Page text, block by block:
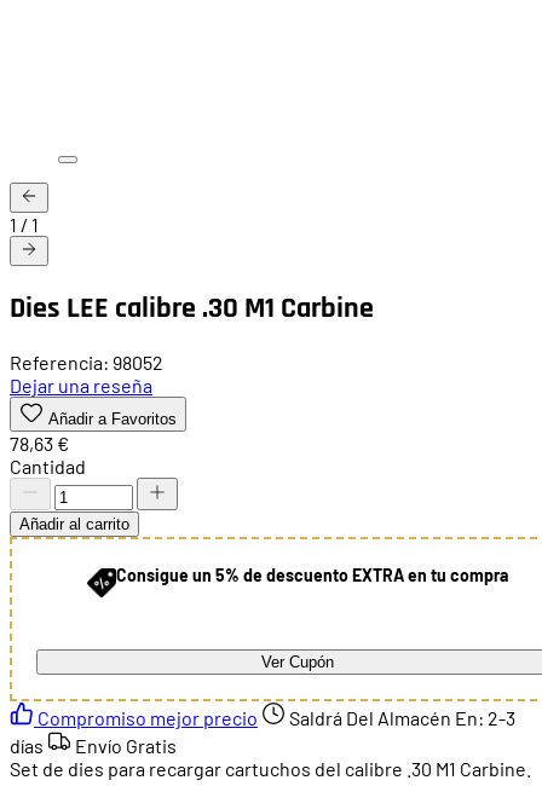
1 / 1
Dies LEE calibre .30 M1 Carbine
Referencia: 98052
Dejar una reseña
Añadir a Favoritos
78,63 €
Cantidad
Añadir al carrito
Consigue un 5% de descuento EXTRA en tu compra
Ver Cupón
Compromiso mejor precio Saldrá Del Almacén En: 2-3
días
Envío Gratis
Set de dies para recargar cartuchos del calibre .30 M1 Carbine.